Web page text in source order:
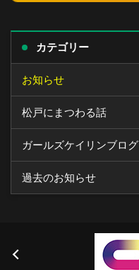
カテゴリー
お知らせ
松戸にまつわる話
ガールズケイリンブログ
過去のお知らせ